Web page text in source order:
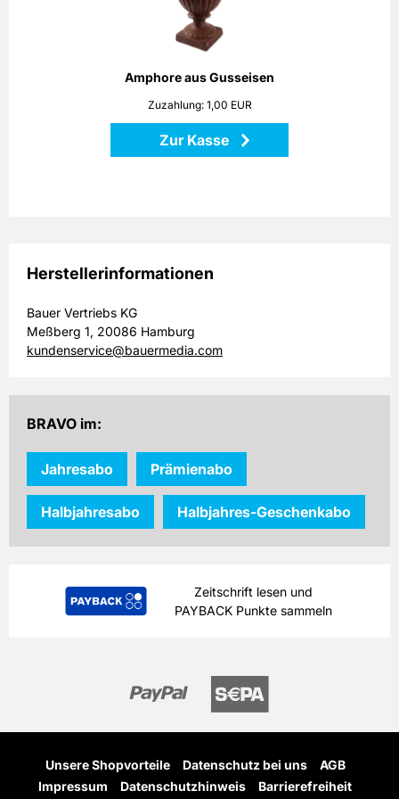
Amphore aus Gusseisen
Zuzahlung: 1,00 EUR
Zur Kasse
Amphore sowohl Pflanzen als auch Dekorationen stilvoll in
Material: Gusseisen
Herstellerinformationen
Bauer Vertriebs KG
Meßberg 1, 20086 Hamburg
kundenservice@bauermedia.com
BRAVO im:
Jahresabo Prämienabo
Halbjahresabo Halbjahres-Geschenkabo
Zeitschrift lesen und
PAYBACK Punkte sammeln
Unsere Shopvorteile Datenschutz bei uns
AGB
Impressum
Datenschutzhinweis Barrierefreiheit